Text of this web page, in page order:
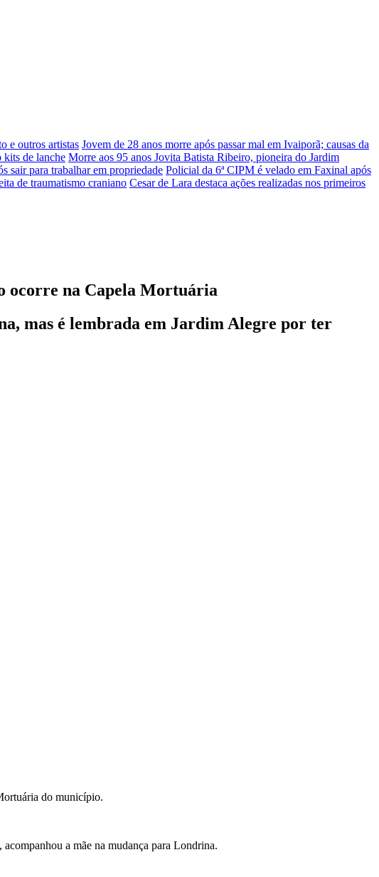
e outros artistas Jovem de 28 anos morre após passar mal em Ivaiporã; causas da
kits de lanche Morre aos 95 anos Jovita Batista Ribeiro, pioneira do Jardim
sair para trabalhar em propriedade Policial da 6ª CIPM é velado em Faxinal após
de traumatismo craniano Cesar de Lara destaca ações realizadas nos primeiros
ocorre na Capela Mortuária
mas é lembrada em Jardim Alegre por ter
do município.
a mãe na mudança para Londrina.